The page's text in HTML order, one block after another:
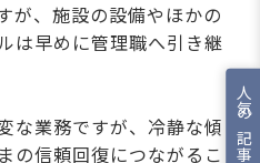
が、施設の設備やほかの
は早めに管理職へ引き継
な業務ですが、冷静な傾
の信頼回復につながるこ